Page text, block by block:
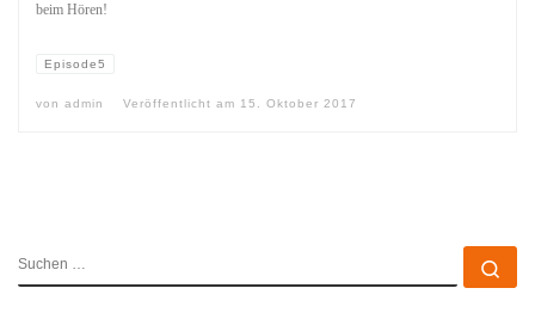
beim Hören!
Episode5
von admin Veröffentlicht am 15. Oktober 2017
SUCHE